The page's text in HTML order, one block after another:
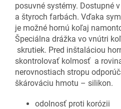
posuvné systémy. Dostupné
a štyroch farbách. Vďaka
je možné hornú koľaj
Špeciálna drážka vo vnútri
skrutiek. Pred inštaláciou
skontrolovať kolmosť a
nerovnostiach stropu
škárováciu hmotu – silikon.
odolnosť proti korózii